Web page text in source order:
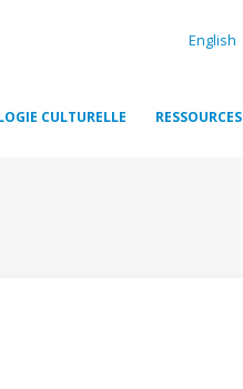
English
CULTURELLE RESSOURCES